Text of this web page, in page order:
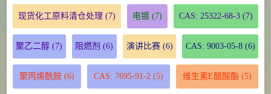
现货化工原料清仓处理 (7) 电镀 (7) CAS: 25322-68-3 (7)
聚乙二醇 (7) 阻燃剂 (6) 演讲比赛(6) CAS: 9003-05-8(6)
聚丙烯酰胺(6) CAS: 7695-91-2 (5) 维生素E醋酸酯 (5)